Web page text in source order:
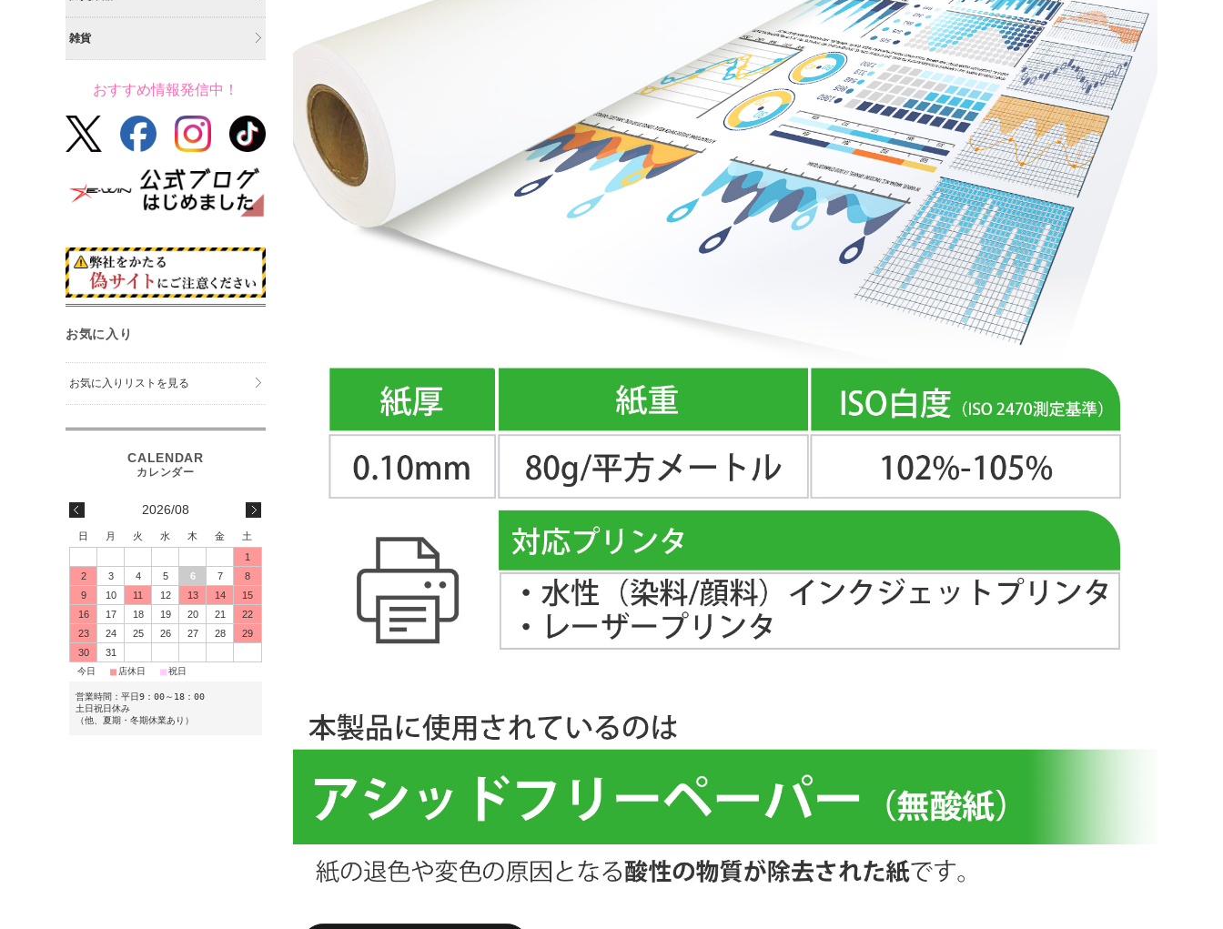
雑貨
おすすめ情報発信中！
お気に入り
お気に入りリストを見る
2026/08
日 月 火 水 木 金
土
1
2
3 4 5 6 7
8
9
10 11 12 13 14
15
16
17 18 19 20 21
22
23
24 25 26 27 28
29
30
31
今日 ■ 店休日 ■ 祝日
営業時間：平日9：00～18：00
土日祝日休み
（他、夏期・冬期休業あり）